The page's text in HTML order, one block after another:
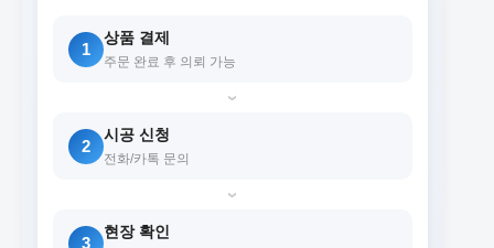
1
상품 결제
주문 완료 후 의뢰 가능
›
2
시공 신청
전화/카톡 문의
›
3
현장 확인